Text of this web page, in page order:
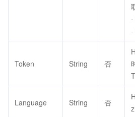
-
-
Token String 否
Language String 否